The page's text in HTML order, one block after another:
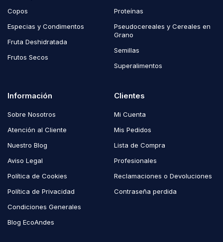
Copos
Especias y Condimentos
Fruta Deshidratada
Frutos Secos
Proteínas
Pseudocereales y Cereales en
Grano
Semillas
Superalimentos
Información
Sobre Nosotros
Atención al Cliente
Nuestro Blog
Aviso Legal
Política de Cookies
Política de Privacidad
Condiciones Generales
Blog EcoAndes
Clientes
Mi Cuenta
Mis Pedidos
Lista de Compra
Profesionales
Reclamaciones o Devoluciones
Contraseña perdida